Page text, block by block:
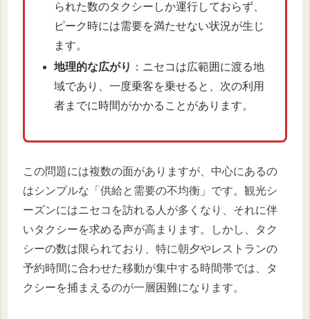
られた数のタクシーしか運行しておらず、
ピーク時には需要を満たせない状況が生じ
ます。
地理的な広がり ：ニセコは広範囲に渡る地
域であり、一度乗客を乗せると、次の利用
者までに時間がかかることがあります。
この問題には複数の面がありますが、中心にあるの
はシンプルな「供給と需要の不均衡」です。観光シ
ーズンにはニセコを訪れる人が多くなり、それに伴
いタクシーを求める声が高まります。しかし、タク
シーの数は限られており、特に朝夕やレストランの
予約時間に合わせた移動が集中する時間帯では、タ
クシーを捕まえるのが一層困難になります。